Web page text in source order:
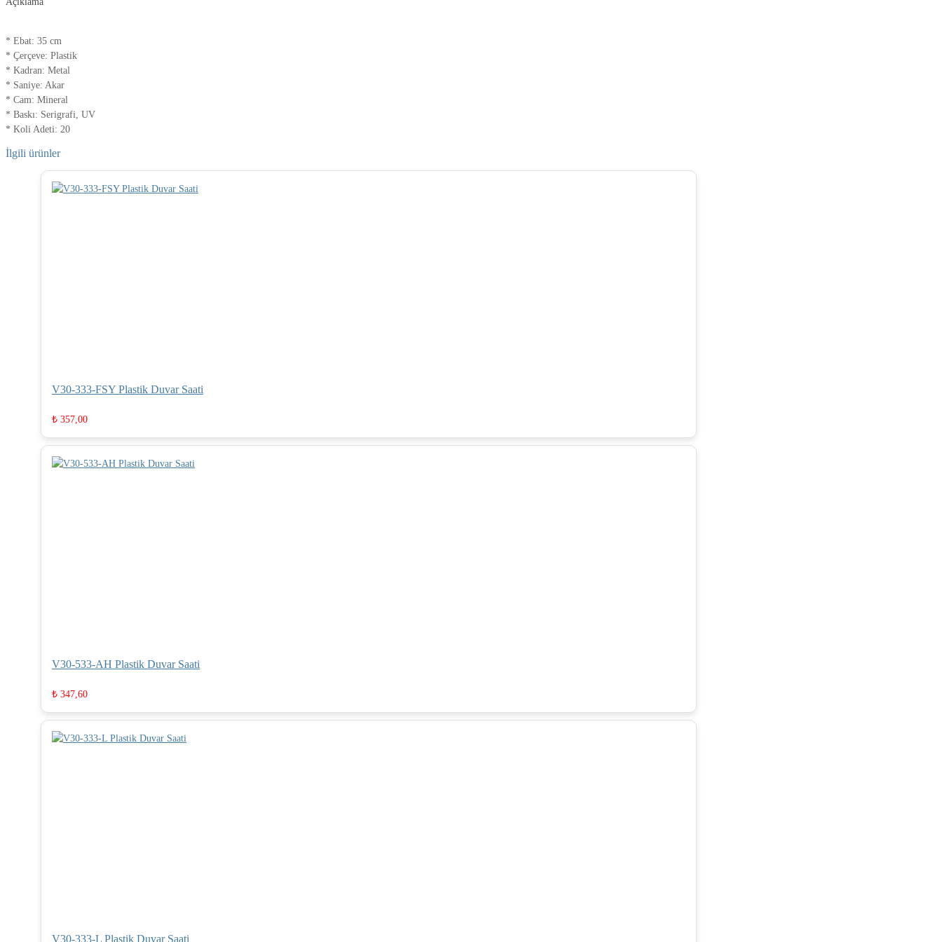
* Ebat: 35 cm
* Çerçeve: Plastik
* Kadran: Metal
* Saniye: Akar
* Cam: Mineral
* Baskı: Serigrafi, UV
* Koli Adeti: 20
İlgili ürünler
V30-333-FSY Plastik Duvar Saati
₺ 357,00
V30-533-AH Plastik Duvar Saati
₺ 347,60
V30-333-L Plastik Duvar Saati